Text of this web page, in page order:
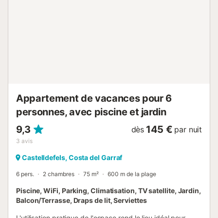
Appartement de vacances pour 6
personnes, avec piscine et jardin
9,3
3 avis
dès 145 € par nuit
Castelldefels, Costa del Garraf
6 pers. 2 chambres 75 m² 600 m de la plage
Piscine, WiFi, Parking, Climatisation, TV satellite, Jardin,
Balcon/Terrasse, Draps de lit, Serviettes